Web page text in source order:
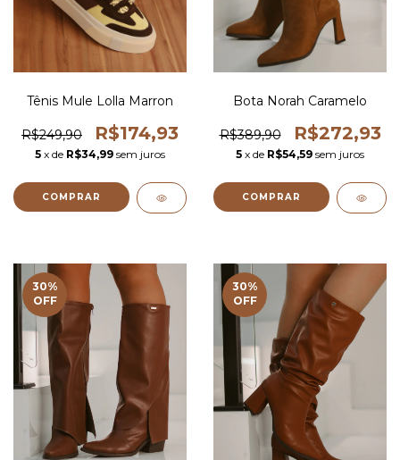
Tênis Mule Lolla Marron
R$249,90 R$174,93
5 x de R$34,99 sem juros
COMPRAR
Bota Norah Caramelo
R$389,90 R$272,93
5 x de R$54,59 sem juros
COMPRAR
30%
OFF
30%
OFF